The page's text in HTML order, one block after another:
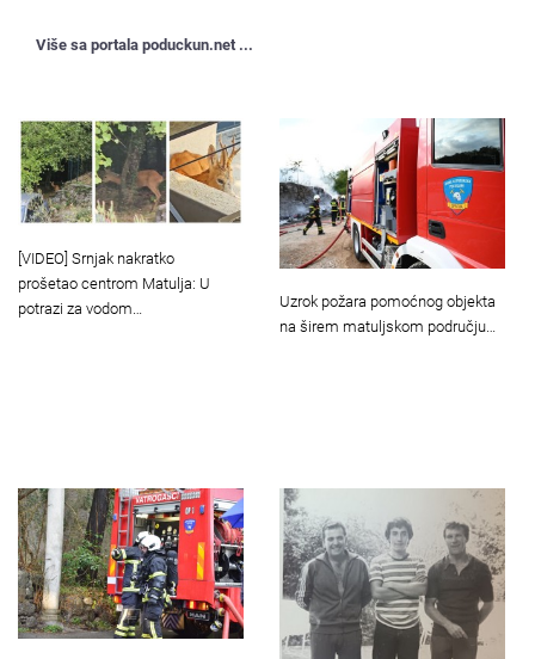
Više sa portala poduckun.net ...
[VIDEO] Srnjak nakratko
prošetao centrom Matulja: U
potrazi za vodom…
Uzrok požara pomoćnog objekta
na širem matuljskom području…